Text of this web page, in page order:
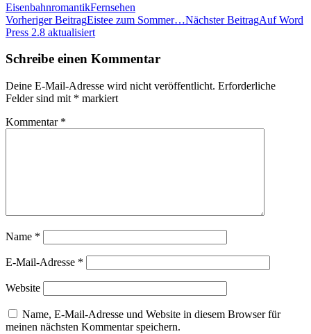
EisenbahnromantikFernsehen
Beitragsnavigation
Vorheriger BeitragEistee zum Sommer…Nächster BeitragAuf Word
Press 2.8 aktualisiert
Schreibe einen Kommentar
Deine E-Mail-Adresse wird nicht veröffentlicht. Erforderliche
Felder sind mit * markiert
Kommentar *
Name *
E-Mail-Adresse *
Website
Name, E-Mail-Adresse und Website in diesem Browser für
meinen nächsten Kommentar speichern.